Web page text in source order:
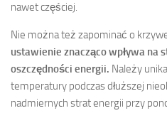
nawet częściej.
Nie można też zapominać o
ustawienie znacząco wpływa na
oszczędności energii. Należy
temperatury podczas dłuższej
nadmiernych strat energii przy